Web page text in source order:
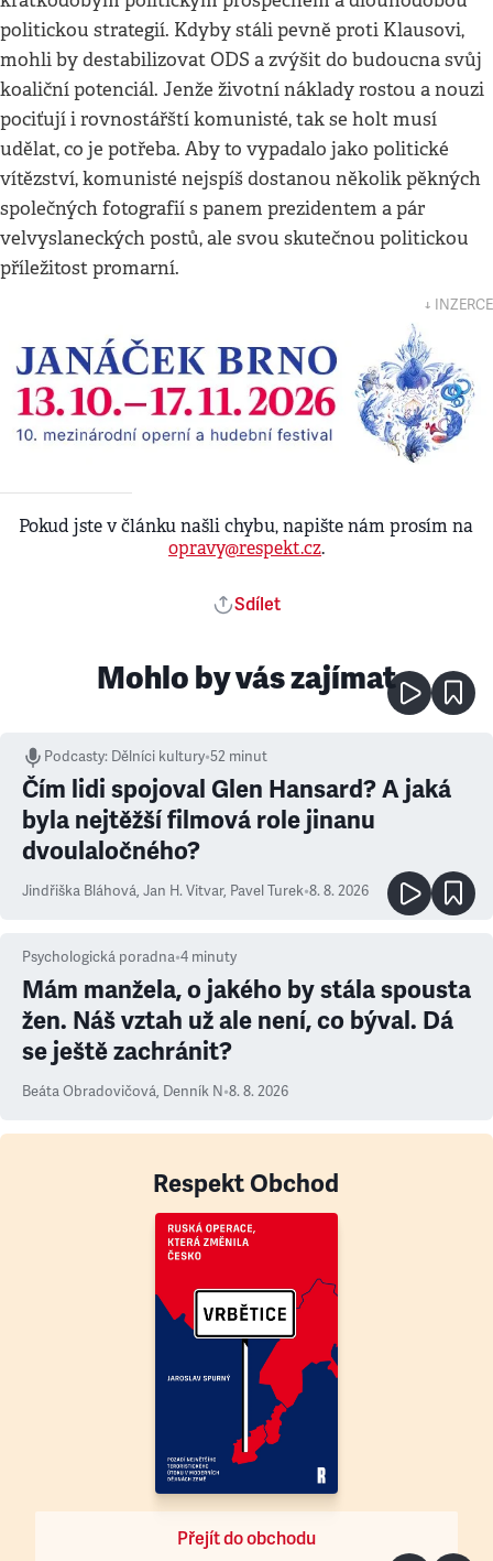
politickou strategií. Kdyby stáli pevně proti Klausovi,
mohli by destabilizovat ODS a zvýšit do budoucna svůj
koaliční potenciál. Jenže životní náklady rostou a nouzi
pociťují i rovnostářští komunisté, tak se holt musí
udělat, co je potřeba. Aby to vypadalo jako politické
vítězství, komunisté nejspíš dostanou několik pěkných
společných fotografií s panem prezidentem a pár
velvyslaneckých postů, ale svou skutečnou politickou
příležitost promarní.
↓ INZERCE
Pokud jste v článku našli chybu, napište nám prosím na
opravy@respekt.cz.
Sdílet
Mohlo by vás zajímat
Podcasty: Dělníci kultury•52 minut
Čím lidi spojoval Glen Hansard? A jaká
byla nejtěžší filmová role jinanu
dvoulaločného?
Jindřiška Bláhová, Jan H. Vitvar, Pavel Turek•8. 8. 2026
Psychologická poradna•4 minuty
Mám manžela, o jakého by stála spousta
žen. Náš vztah už ale není, co býval. Dá
se ještě zachránit?
Beáta Obradovičová, Denník N•8. 8. 2026
Respekt Obchod
Přejít do obchodu